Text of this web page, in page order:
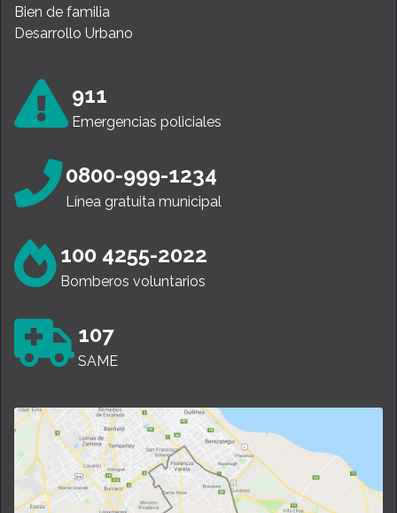
Bien de familia
Desarrollo Urbano
911
Emergencias policiales
0800-999-1234
Línea gratuita municipal
100 4255-2022
Bomberos voluntarios
107
SAME